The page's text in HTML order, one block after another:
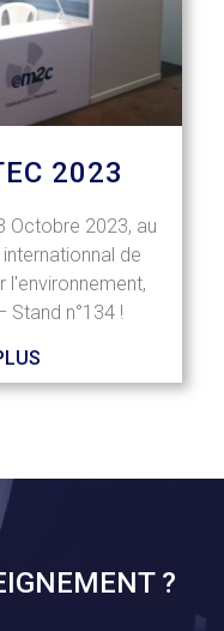
2023
Octobre 2023, au
de
l'environnement,
Stand n°134 !
?